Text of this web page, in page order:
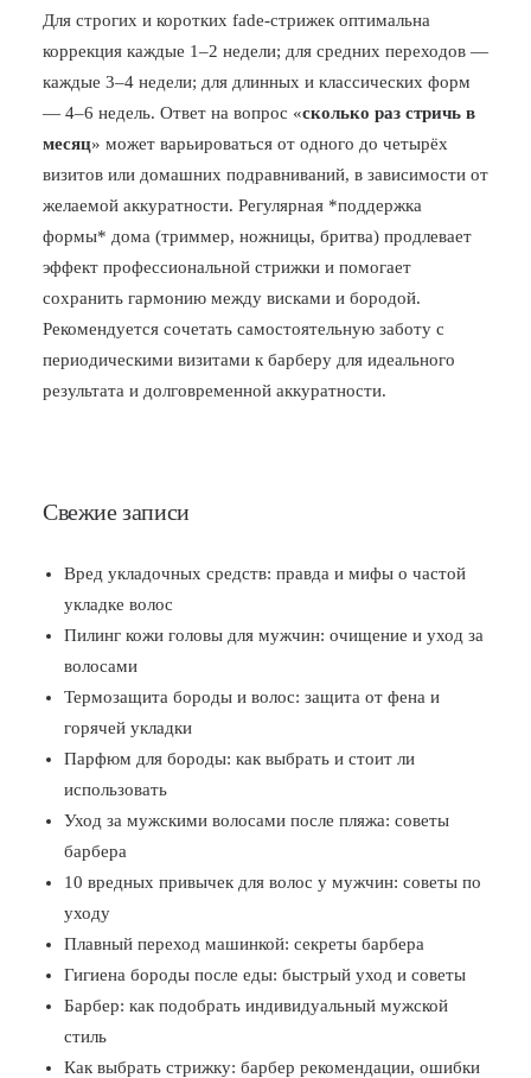
Для строгих и коротких fade-стрижек оптимальна
коррекция каждые 1–2 недели; для средних переходов —
каждые 3–4 недели; для длинных и классических форм
— 4–6 недель. Ответ на вопрос «сколько раз стричь в
месяц» может варьироваться от одного до четырёх
визитов или домашних подравниваний, в зависимости от
желаемой аккуратности. Регулярная *поддержка
формы* дома (триммер, ножницы, бритва) продлевает
эффект профессиональной стрижки и помогает
сохранить гармонию между висками и бородой.
Рекомендуется сочетать самостоятельную заботу с
периодическими визитами к барберу для идеального
результата и долговременной аккуратности.
Свежие записи
Вред укладочных средств: правда и мифы о частой
укладке волос
Пилинг кожи головы для мужчин: очищение и уход за
волосами
Термозащита бороды и волос: защита от фена и
горячей укладки
Парфюм для бороды: как выбрать и стоит ли
использовать
Уход за мужскими волосами после пляжа: советы
барбера
10 вредных привычек для волос у мужчин: советы по
уходу
Плавный переход машинкой: секреты барбера
Гигиена бороды после еды: быстрый уход и советы
Барбер: как подобрать индивидуальный мужской
стиль
Как выбрать стрижку: барбер рекомендации, ошибки